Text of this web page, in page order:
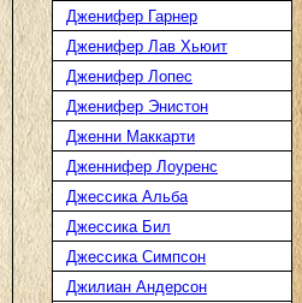
Дженифер Гарнер
Дженифер Лав Хьюит
Дженифер Лопес
Дженифер Энистон
Дженни Маккарти
Дженнифер Лоуренс
Джессика Альба
Джессика Бил
Джессика Симпсон
Джилиан Андерсон